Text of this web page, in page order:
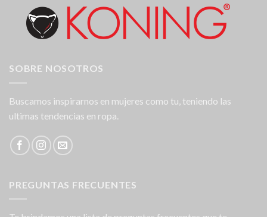
SOBRE NOSOTROS
Buscamos inspirarnos en mujeres como tu, teniendo las
ultimas tendencias en ropa.
PREGUNTAS FRECUENTES